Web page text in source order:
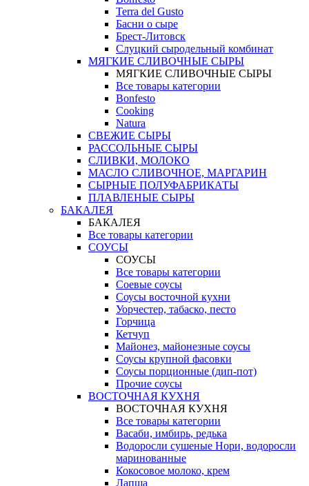
Terra del Gusto
Басни о сыре
Брест-Литовск
Слуцкий сыродельный комбинат
МЯГКИЕ СЛИВОЧНЫЕ СЫРЫ
МЯГКИЕ СЛИВОЧНЫЕ СЫРЫ
Все товары категории
Bonfesto
Cooking
Natura
СВЕЖИЕ СЫРЫ
РАССОЛЬНЫЕ СЫРЫ
СЛИВКИ, МОЛОКО
МАСЛО СЛИВОЧНОЕ, МАРГАРИН
СЫРНЫЕ ПОЛУФАБРИКАТЫ
ПЛАВЛЕНЫЕ СЫРЫ
БАКАЛЕЯ
БАКАЛЕЯ
Все товары категории
СОУСЫ
СОУСЫ
Все товары категории
Соевые соусы
Соусы восточной кухни
Уорчестер, табаско, песто
Горчица
Кетчуп
Майонез, майонезные соусы
Соусы крупной фасовки
Соусы порционные (дип-пот)
Прочие соусы
ВОСТОЧНАЯ КУХНЯ
ВОСТОЧНАЯ КУХНЯ
Все товары категории
Васаби, имбирь, редька
Водоросли сушеные Нори, водоросли
маринованные
Кокосовое молоко, крем
Лапша